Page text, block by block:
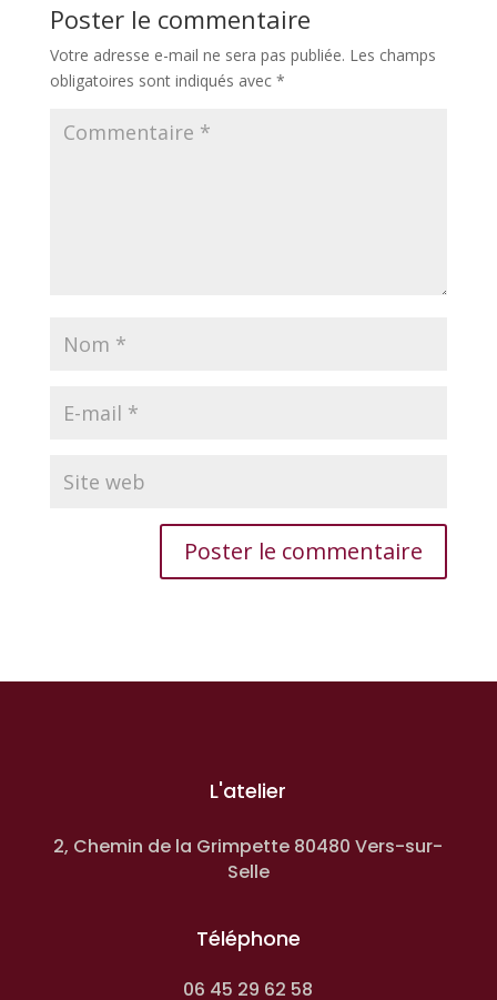
Poster le commentaire
Votre adresse e-mail ne sera pas publiée. Les champs
obligatoires sont indiqués avec *
L'atelier
2, Chemin de la Grimpette 80480 Vers-sur-
Selle
Téléphone
06 45 29 62 58